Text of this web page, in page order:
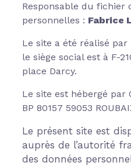
Responsable du fichier
personnelles : Fabrice
Le site a été réalisé
le siège social est à F-
place Darcy.
Le site est hébergé par
BP 80157 59053
Le présent site est
auprès de l’autorité
des données